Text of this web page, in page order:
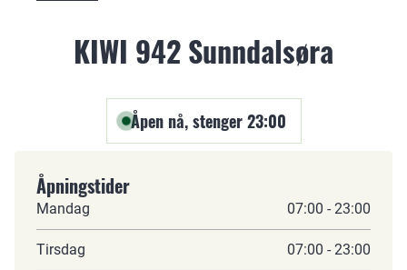
KIWI 942 Sunndalsøra
Åpen nå, stenger 23:00
Åpningstider
Mandag 07:00 - 23:00
Tirsdag 07:00 - 23:00